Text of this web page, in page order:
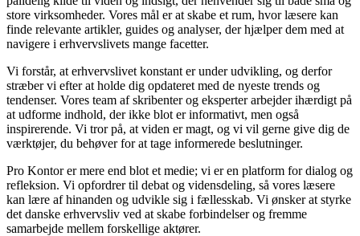
store virksomheder. Vores mål er at skabe et rum, hvor læsere kan
finde relevante artikler, guides og analyser, der hjælper dem med at
navigere i erhvervslivets mange facetter.
Vi forstår, at erhvervslivet konstant er under udvikling, og derfor
stræber vi efter at holde dig opdateret med de nyeste trends og
tendenser. Vores team af skribenter og eksperter arbejder ihærdigt på
at udforme indhold, der ikke blot er informativt, men også
inspirerende. Vi tror på, at viden er magt, og vi vil gerne give dig de
værktøjer, du behøver for at tage informerede beslutninger.
Pro Kontor er mere end blot et medie; vi er en platform for dialog og
refleksion. Vi opfordrer til debat og vidensdeling, så vores læsere
kan lære af hinanden og udvikle sig i fællesskab. Vi ønsker at styrke
det danske erhvervsliv ved at skabe forbindelser og fremme
samarbejde mellem forskellige aktører.